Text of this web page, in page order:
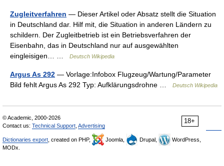
Zugleitverfahren — Dieser Artikel oder Absatz stellt die Situation
in Deutschland dar. Hilf mit, die Situation in anderen Ländern zu
schildern. Der Zugleitbetrieb ist ein Betriebsverfahren der
Eisenbahn, das in Deutschland nur auf ausgewählten
eingleisigen… …
Deutsch Wikipedia
Argus As 292 — Vorlage:Infobox Flugzeug/Wartung/Parameter
Bild fehlt Argus As 292 Typ: Aufklärungsdrohne …
Deutsch Wikipedia
18+
© Academic, 2000-2026
Contact us: Technical Support Advertising
Dictionaries export , created on PHP, Joomla, Drupal,
WordPress,
MODx.